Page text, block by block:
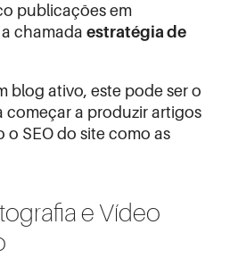
publicações em
chamada estratégia de
blog ativo, este pode ser o
começar a produzir artigos
SEO do site como as
e Vídeo